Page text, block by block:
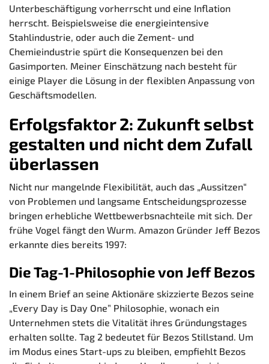
Unterbeschäftigung vorherrscht und eine Inflation
herrscht. Beispielsweise die energieintensive
Stahlindustrie, oder auch die Zement- und
Chemieindustrie spürt die Konsequenzen bei den
Gasimporten. Meiner Einschätzung nach besteht für
einige Player die Lösung in der flexiblen Anpassung von
Geschäftsmodellen.
Erfolgsfaktor 2: Zukunft selbst
gestalten und nicht dem Zufall
überlassen
Nicht nur mangelnde Flexibilität, auch das „Aussitzen“
von Problemen und langsame Entscheidungsprozesse
bringen erhebliche Wettbewerbsnachteile mit sich. Der
frühe Vogel fängt den Wurm. Amazon Gründer Jeff Bezos
erkannte dies bereits 1997:
Die Tag-1-Philosophie von Jeff Bezos
In einem Brief an seine Aktionäre skizzierte Bezos seine
„Every Day is Day One” Philosophie, wonach ein
Unternehmen stets die Vitalität ihres Gründungstages
erhalten sollte. Tag 2 bedeutet für Bezos Stillstand. Um
im Modus eines Start-ups zu bleiben, empfiehlt Bezos